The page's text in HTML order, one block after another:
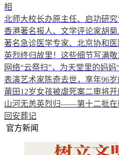
相
北师大校长办原主任、启功研
香港著名报人、文学评论家胡
著名急诊医学专家、北京协和
英烈终归故里！这些细节写满敬
网络“云祭扫”，为天堂里的妈
表演艺术家陈奇去世，享年96
莆田12岁女孩被虐死案二审将
山河无恙英烈归——第十二批在
回安葬记
官方新闻